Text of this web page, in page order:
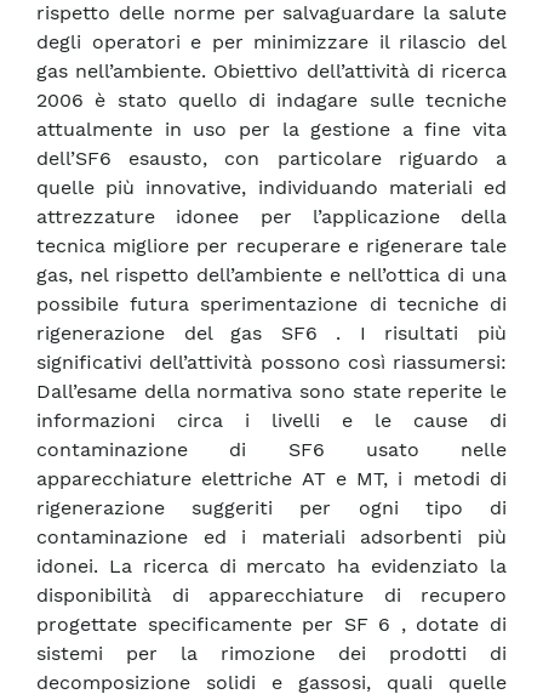
rispetto delle norme per salvaguardare la salute
degli operatori e per minimizzare il rilascio del
gas nell’ambiente. Obiettivo dell’attività di ricerca
2006 è stato quello di indagare sulle tecniche
attualmente in uso per la gestione a fine vita
dell’SF6 esausto, con particolare riguardo a
quelle più innovative, individuando materiali ed
attrezzature idonee per l’applicazione della
tecnica migliore per recuperare e rigenerare tale
gas, nel rispetto dell’ambiente e nell’ottica di una
possibile futura sperimentazione di tecniche di
rigenerazione del gas SF6 . I risultati più
significativi dell’attività possono così riassumersi:
Dall’esame della normativa sono state reperite le
informazioni circa i livelli e le cause di
contaminazione di SF6 usato nelle
apparecchiature elettriche AT e MT, i metodi di
rigenerazione suggeriti per ogni tipo di
contaminazione ed i materiali adsorbenti più
idonei. La ricerca di mercato ha evidenziato la
disponibilità di apparecchiature di recupero
progettate specificamente per SF 6 , dotate di
sistemi per la rimozione dei prodotti di
decomposizione solidi e gassosi, quali quelle